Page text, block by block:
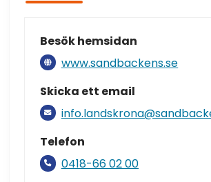
Besök hemsidan
www.sandbackens.se
Skicka ett email
Telefon
0418-66 02 00